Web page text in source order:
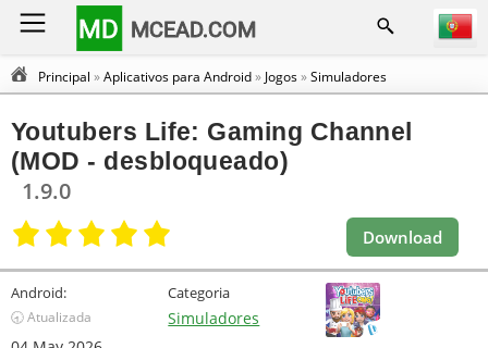
MD MCEAD.COM
Principal »Aplicativos para Android» Jogos»Simuladores
Youtubers Life: Gaming Channel
(MOD - desbloqueado)
1.9.0
Download
Android:
🕣 Atualizada
Categoria
Simuladores